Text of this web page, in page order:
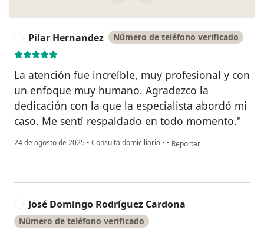
Pilar Hernandez Número de teléfono verificado
La atención fue increíble, muy profesional y con
un enfoque muy humano. Agradezco la
dedicación con la que la especialista abordó mi
caso. Me sentí respaldado en todo momento."
24 de agosto de 2025 • Consulta domiciliaria • • en opinión del usuario Pilar
Reportar
José Domingo Rodríguez Cardona
Número de teléfono verificado